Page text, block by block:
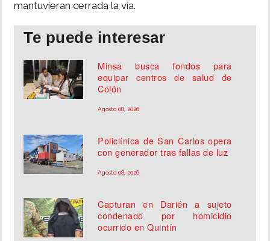
mantuvieran cerrada la vía.
Te puede interesar
Minsa busca fondos para
equipar centros de salud de
Colón
Agosto 08, 2026
Policlínica de San Carlos opera
con generador tras fallas de luz
Agosto 08, 2026
Capturan en Darién a sujeto
condenado por homicidio
ocurrido en Quintín